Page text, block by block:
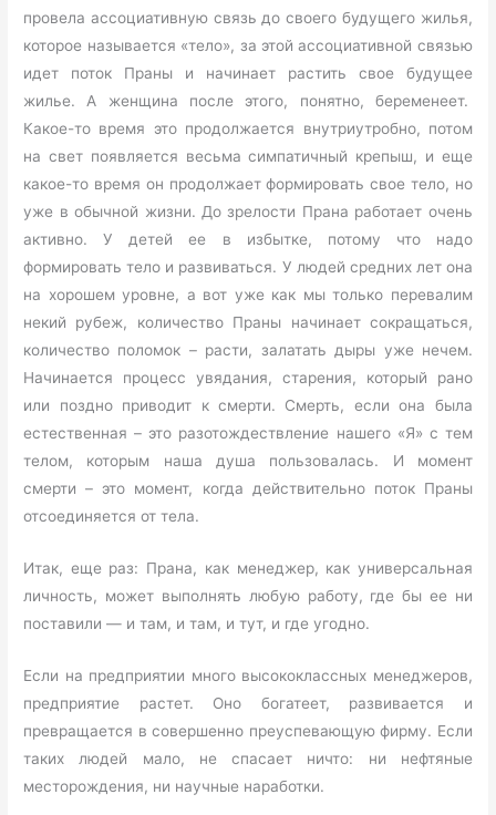
провела ассоциативную связь до своего будущего жилья,
которое называется «тело», за этой ассоциативной связью
идет поток Праны и начинает растить свое будущее
жилье. А женщина после этого, понятно, беременеет.
Какое-то время это продолжается внутриутробно, потом
на свет появляется весьма симпатичный крепыш, и еще
какое-то время он продолжает формировать свое тело, но
уже в обычной жизни. До зрелости Прана работает очень
активно. У детей ее в избытке, потому что надо
формировать тело и развиваться. У людей средних лет она
на хорошем уровне, а вот уже как мы только перевалим
некий рубеж, количество Праны начинает сокращаться,
количество поломок – расти, залатать дыры уже нечем.
Начинается процесс увядания, старения, который рано
или поздно приводит к смерти. Смерть, если она была
естественная – это разотождествление нашего «Я» с тем
телом, которым наша душа пользовалась. И момент
смерти – это момент, когда действительно поток Праны
отсоединяется от тела.
Итак, еще раз: Прана, как менеджер, как универсальная
личность, может выполнять любую работу, где бы ее ни
поставили — и там, и там, и тут, и где угодно.
Если на предприятии много высококлассных менеджеров,
предприятие растет. Оно богатеет, развивается и
превращается в совершенно преуспевающую фирму. Если
таких людей мало, не спасает ничто: ни нефтяные
месторождения, ни научные наработки.